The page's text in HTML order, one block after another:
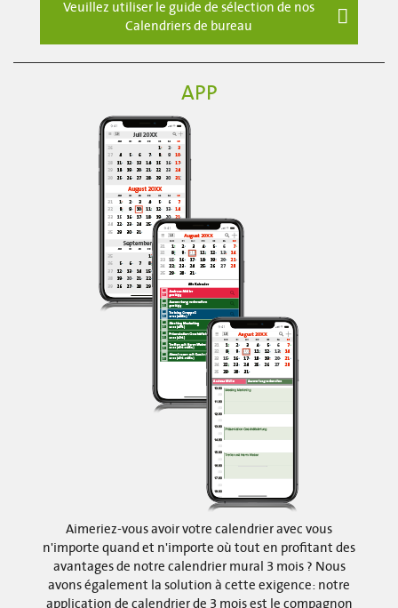
Veuillez utiliser le guide de sélection de nos
Calendriers de bureau
APP
Aimeriez-vous avoir votre calendrier avec vous
n'importe quand et n'importe où tout en profitant des
avantages de notre calendrier mural 3 mois ? Nous
avons également la solution à cette exigence: notre
application de calendrier de 3 mois est le compagnon